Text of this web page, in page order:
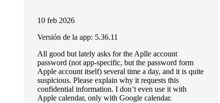
10 feb 2026
Versión de la app: 5.36.11
All good but lately asks for the Aplle account
password (not app-specific, but the password form
Apple account itself) several time a day, and it is quite
suspicious. Please explain why it requests this
confidential information. I don’t even use it with
Apple calendar, only with Google calendar.